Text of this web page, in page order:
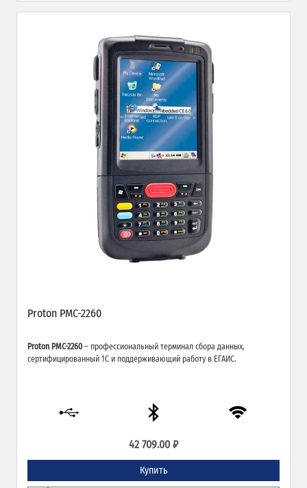
Proton PMC-2260
Proton PMC-2260 – профессиональный терминал сбора данных,
сертифицированный 1С и поддерживающий работу в ЕГАИС.
42 709.00 ₽
Купить